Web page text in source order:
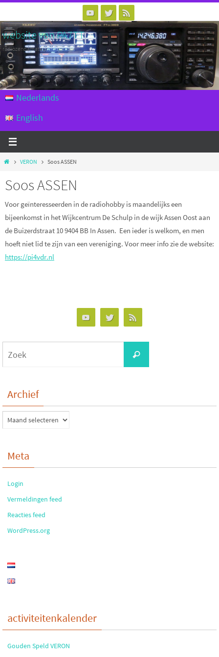
de
inhoud
springen
website van PA7TT
radiozendamateur
Nederlands
English
HomeVERON Soos ASSEN
Soos ASSEN
Voor geïnteresseerden in de radiohobby is maandelijks een
bijeenkomst in het Wijkcentrum De Schulp in de wijk Assen Oost aan
de Buizerdstraat 10 9404 BB In Assen. Een ieder is welkom, en men
hoeft niet lid te zijn van een vereniging. Voor meer info zie de website:
https://pi4vdr.nl
Zoek
Archief
Archief
Meta
Login
Vermeldingen feed
Reacties feed
WordPress.org
activiteitenkalender
Gouden Speld VERON